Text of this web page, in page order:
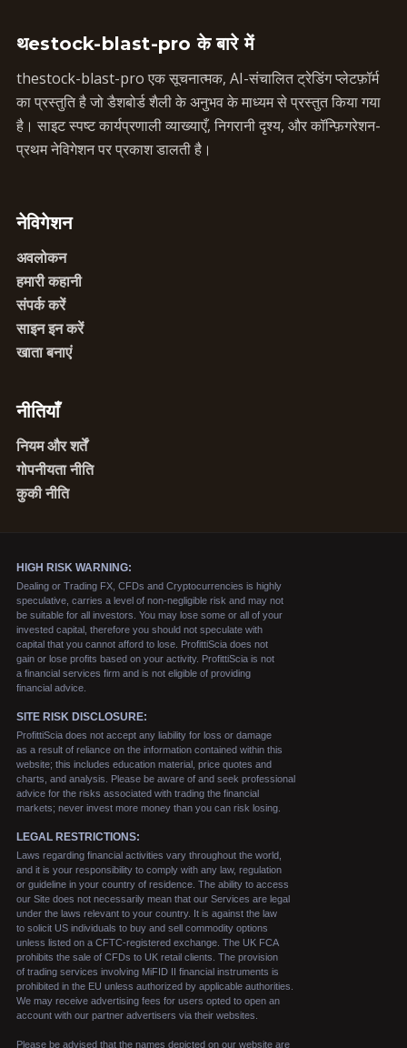
थestock-blast-pro के बारे में
thestock-blast-pro एक सूचनात्मक, AI-संचालित ट्रेडिंग प्लेटफ़ॉर्म
का प्रस्तुति है जो डैशबोर्ड शैली के अनुभव के माध्यम से प्रस्तुत किया गया
है। साइट स्पष्ट कार्यप्रणाली व्याख्याएँ, निगरानी दृश्य, और कॉन्फ़िगरेशन-
प्रथम नेविगेशन पर प्रकाश डालती है।
नेविगेशन
अवलोकन
हमारी कहानी
संपर्क करें
साइन इन करें
खाता बनाएं
नीतियाँ
नियम और शर्तें
गोपनीयता नीति
कुकी नीति